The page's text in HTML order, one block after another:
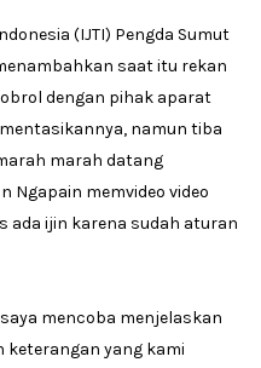
(IJTI) Pengda Sumut
saat itu rekan
dengan pihak aparat
namun tiba
marah datang
Ngapain memvideo video
ada ijin karena sudah aturan
mencoba menjelaskan
keterangan yang kami